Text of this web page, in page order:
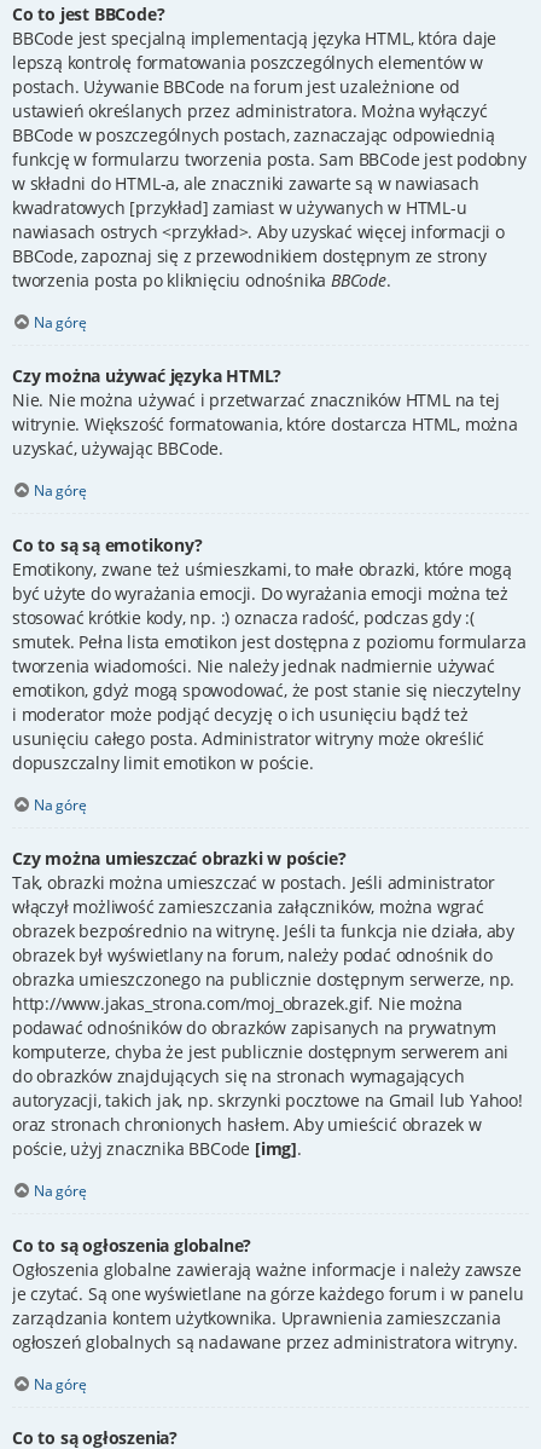
Co to jest BBCode?
BBCode jest specjalną implementacją języka HTML, która daje
lepszą kontrolę formatowania poszczególnych elementów w
postach. Używanie BBCode na forum jest uzależnione od
ustawień określanych przez administratora. Można wyłączyć
BBCode w poszczególnych postach, zaznaczając odpowiednią
funkcję w formularzu tworzenia posta. Sam BBCode jest podobny
w składni do HTML-a, ale znaczniki zawarte są w nawiasach
kwadratowych [przykład] zamiast w używanych w HTML-u
nawiasach ostrych <przykład>. Aby uzyskać więcej informacji o
BBCode, zapoznaj się z przewodnikiem dostępnym ze strony
tworzenia posta po kliknięciu odnośnika BBCode.
Na górę
Czy można używać języka HTML?
Nie. Nie można używać i przetwarzać znaczników HTML na tej
witrynie. Większość formatowania, które dostarcza HTML, można
uzyskać, używając BBCode.
Na górę
Co to są są emotikony?
Emotikony, zwane też uśmieszkami, to małe obrazki, które mogą
być użyte do wyrażania emocji. Do wyrażania emocji można też
stosować krótkie kody, np. :) oznacza radość, podczas gdy :(
smutek. Pełna lista emotikon jest dostępna z poziomu formularza
tworzenia wiadomości. Nie należy jednak nadmiernie używać
emotikon, gdyż mogą spowodować, że post stanie się nieczytelny
i moderator może podjąć decyzję o ich usunięciu bądź też
usunięciu całego posta. Administrator witryny może określić
dopuszczalny limit emotikon w poście.
Na górę
Czy można umieszczać obrazki w poście?
Tak, obrazki można umieszczać w postach. Jeśli administrator
włączył możliwość zamieszczania załączników, można wgrać
obrazek bezpośrednio na witrynę. Jeśli ta funkcja nie działa, aby
obrazek był wyświetlany na forum, należy podać odnośnik do
obrazka umieszczonego na publicznie dostępnym serwerze, np.
http://www.jakas_strona.com/moj_obrazek.gif. Nie można
podawać odnośników do obrazków zapisanych na prywatnym
komputerze, chyba że jest publicznie dostępnym serwerem ani
do obrazków znajdujących się na stronach wymagających
autoryzacji, takich jak, np. skrzynki pocztowe na Gmail lub Yahoo!
oraz stronach chronionych hasłem. Aby umieścić obrazek w
poście, użyj znacznika BBCode [img].
Na górę
Co to są ogłoszenia globalne?
Ogłoszenia globalne zawierają ważne informacje i należy zawsze
je czytać. Są one wyświetlane na górze każdego forum i w panelu
zarządzania kontem użytkownika. Uprawnienia zamieszczania
ogłoszeń globalnych są nadawane przez administratora witryny.
Na górę
Co to są ogłoszenia?